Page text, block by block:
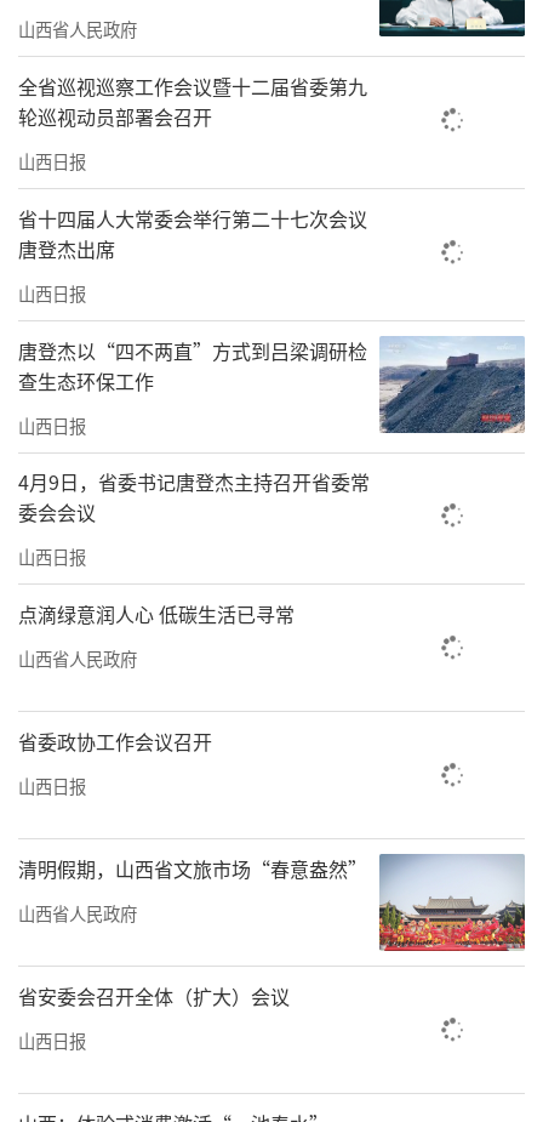
山西省人民政府
全省巡视巡察工作会议暨十二届省委第九
轮巡视动员部署会召开
山西日报
省十四届人大常委会举行第二十七次会议
唐登杰出席
山西日报
唐登杰以“四不两直”方式到吕梁调研检
查生态环保工作
山西日报
4月9日，省委书记唐登杰主持召开省委常
委会会议
山西日报
点滴绿意润人心 低碳生活已寻常
山西省人民政府
省委政协工作会议召开
山西日报
清明假期，山西省文旅市场“春意盎然”
山西省人民政府
省安委会召开全体（扩大）会议
山西日报